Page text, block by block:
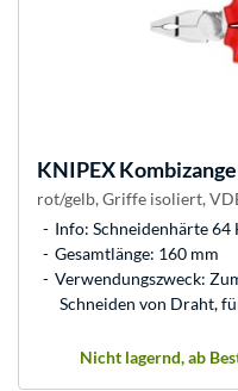
KNIPEX
rot/gelb, Griffe isoliert,
Info: Schneidenhärte 64
Gesamtlänge: 160 mm
Verwendungszweck:
Schneiden von Draht,
Nicht lagernd, ab